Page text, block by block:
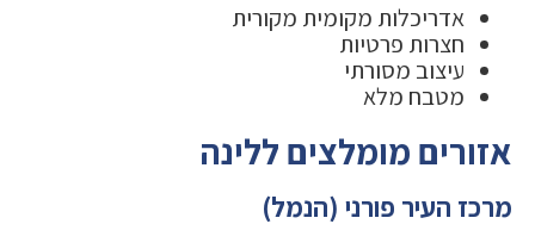
אדריכלות מקומית מקורית
חצרות פרטיות
עיצוב מסורתי
מטבח מלא
אזורים מומלצים ללינה
מרכז העיר פורני (הנמל)